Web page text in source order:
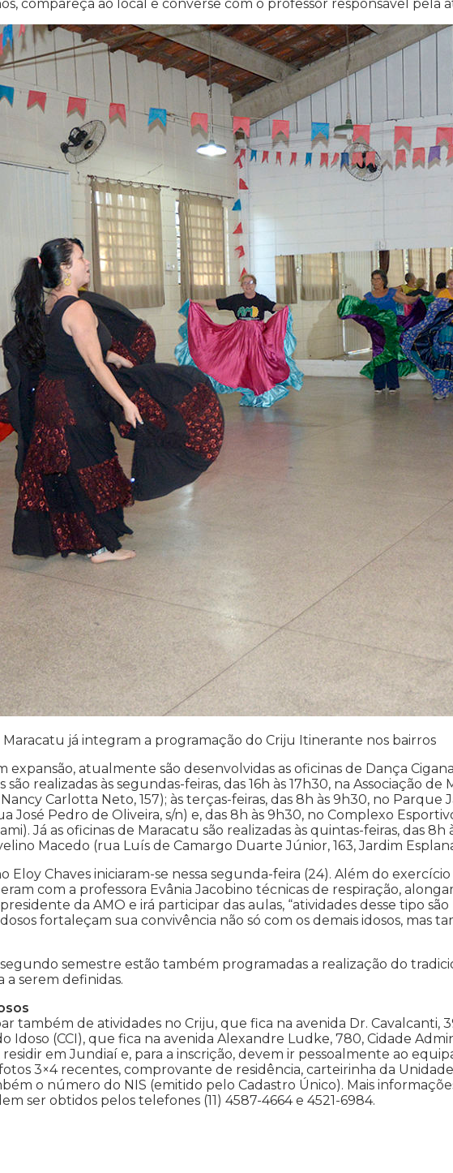
compareça ao local e converse com o professor responsável pela
Maracatu já integram a programação do Criju Itinerante nos bairros
expansão, atualmente são desenvolvidas as oficinas de Dança
são realizadas às segundas-feiras, das 16h às 17h30, na Associação de
Carlotta Neto, 157); às terças-feiras, das 8h às 9h30, no Parque
José Pedro de Oliveira, s/n) e, das 8h às 9h30, no Complexo
Já as oficinas de Maracatu são realizadas às quintas-feiras, das 8h
Macedo (rua Luís de Camargo Duarte Júnior, 163, Jardim
Eloy Chaves iniciaram-se nessa segunda-feira (24). Além do
com a professora Evânia Jacobino técnicas de respiração,
da AMO e irá participar das aulas, “atividades desse tipo
fortaleçam sua convivência não só com os demais idosos, mas
semestre estão também programadas a realização do
a serem definidas.
também de atividades no Criju, que fica na avenida Dr. Cavalcanti,
Idoso (CCI), que fica na avenida Alexandre Ludke, 780, Cidade
em Jundiaí e, para a inscrição, devem ir pessoalmente ao
3×4 recentes, comprovante de residência, carteirinha da
o número do NIS (emitido pelo Cadastro Único). Mais
ser obtidos pelos telefones (11) 4587-4664 e 4521-6984.